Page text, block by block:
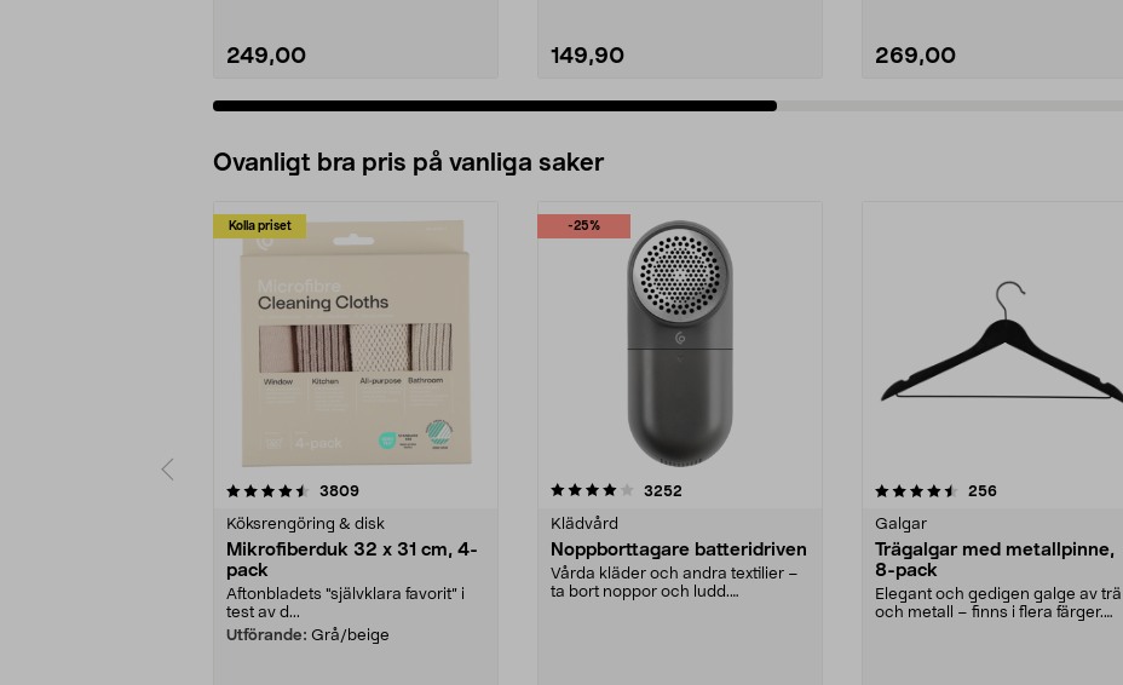
249,00 149,90 269,00
Ovanligt bra pris på vanliga saker
Kolla priset
3809recensioner
Köksrengöring & disk
Mikrofiberduk 32 x 31 cm, 4-
pack
Aftonbladets "självklara favorit” i
test av d...
Utförande: Grå/beige
-25%
4.0av 5 stjärnor 3252
Klädvård
Noppborttagare batteridriven
Vårda kläder och andra textilier –
ta bort noppor och ludd.
4.5av 5 stjärnor 256recensioner
Galgar
Trägalgar med metallpinne,
8-pack
Elegant och gedigen galge av trä
och metall – finns i flera färger.
4.0av 5 stjärnor